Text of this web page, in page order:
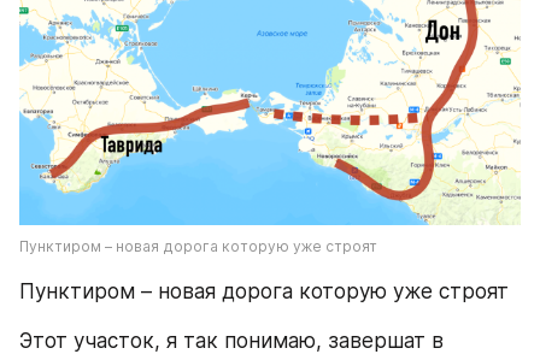
Пунктиром – новая дорога которую уже строят
Пунктиром – новая дорога которую уже строят
Этот участок, я так понимаю, завершат в